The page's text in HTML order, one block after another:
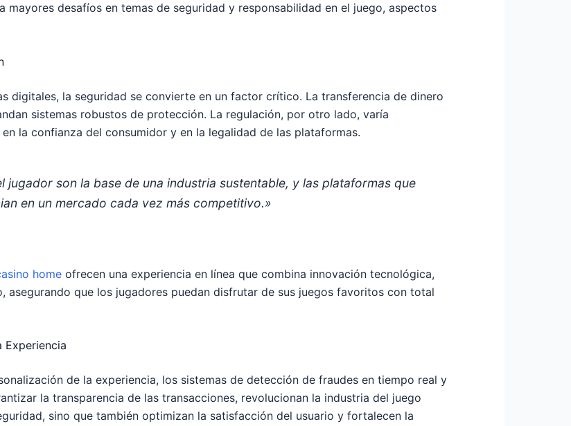
desafíos en temas de seguridad y responsabilidad en el juego, aspectos
digitales, la seguridad se convierte en un factor crítico. La transferencia de dinero
sistemas robustos de protección. La regulación, por otro lado, varía
la confianza del consumidor y en la legalidad de las plataformas.
son la base de una industria sustentable, y las plataformas que
en un mercado cada vez más competitivo.»
home ofrecen una experiencia en línea que combina innovación tecnológica,
asegurando que los jugadores puedan disfrutar de sus juegos favoritos con total
Experiencia
de la experiencia, los sistemas de detección de fraudes en tiempo real y
la transparencia de las transacciones, revolucionan la industria del juego
sino que también optimizan la satisfacción del usuario y fortalecen la